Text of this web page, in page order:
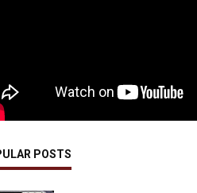
POSTS